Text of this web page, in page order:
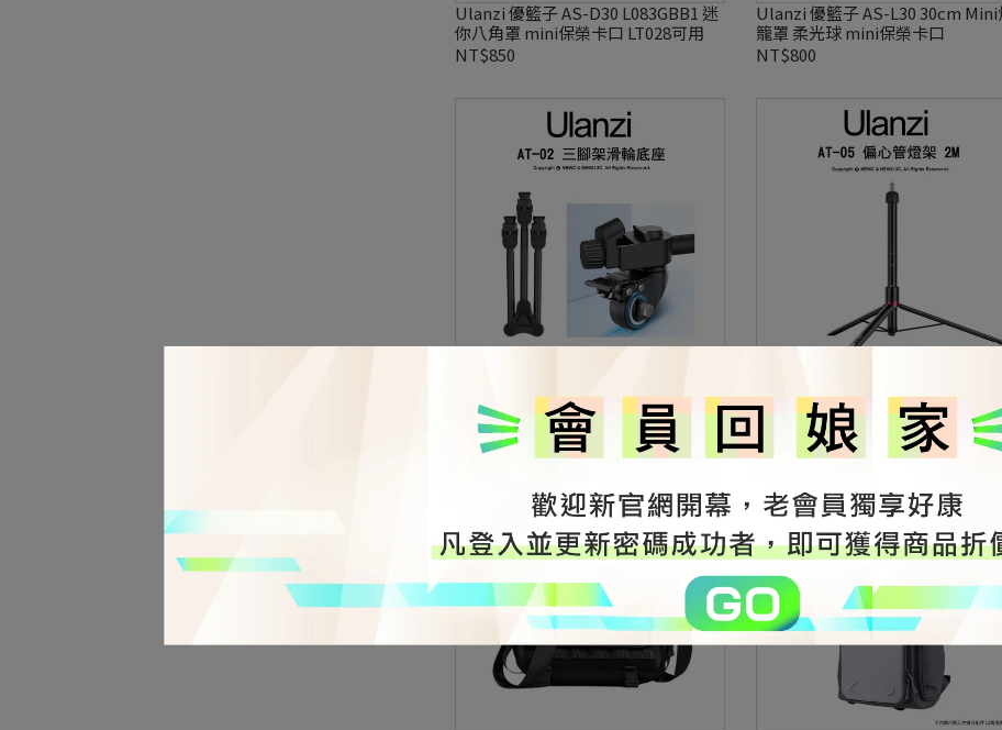
Ulanzi 優籃子 AS-D30 L083GBB1 迷
你八角罩 mini保榮卡口 LT028可用
NT$850
Ulanzi 優籃子 AS-L30 30cm Mini
籠罩 柔光球 mini保榮卡口
NT$800
腳架滑輪底座 最大承重20kg
NT$900
最高2M 最大承重5KG 便攜易收納
NT$1,200